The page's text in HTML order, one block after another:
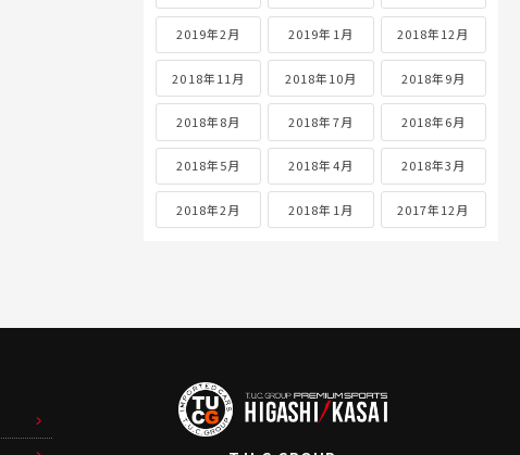
2019年2月 2019年1月 2018年12月
2018年11月 2018年10月 2018年9月
2018年8月 2018年7月 2018年6月
2018年5月 2018年4月 2018年3月
2018年2月 2018年1月 2017年12月